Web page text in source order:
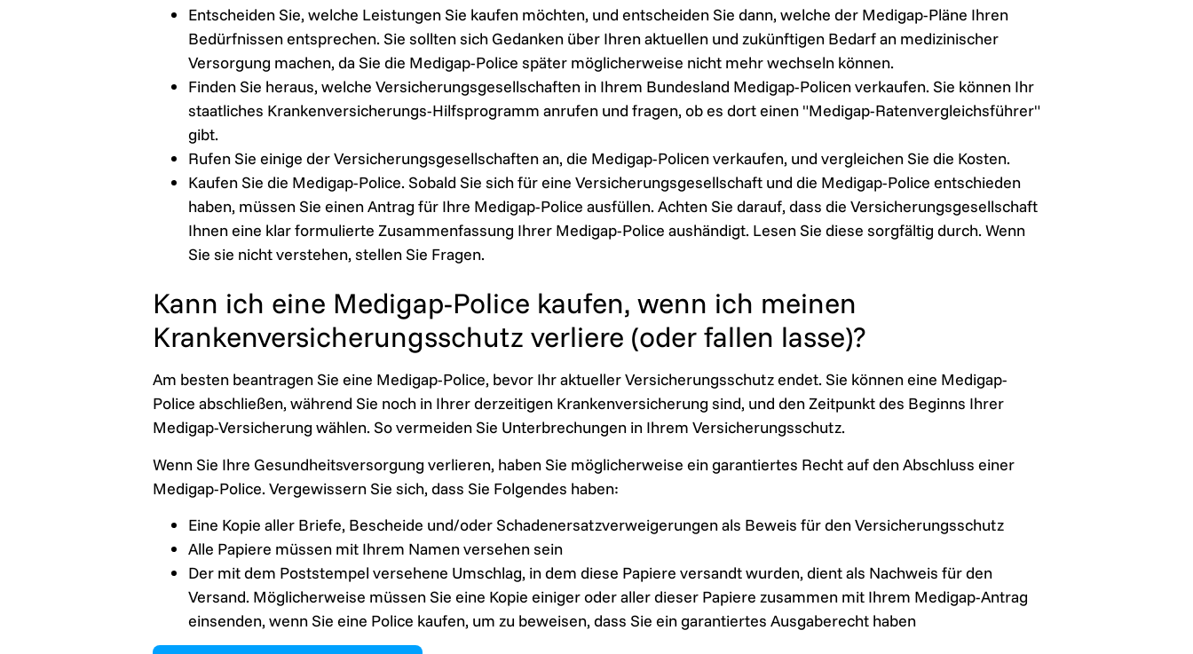
Entscheiden Sie, welche Leistungen Sie kaufen möchten, und entscheiden Sie dann, welche der Medigap-Pläne Ihren
Bedürfnissen entsprechen. Sie sollten sich Gedanken über Ihren aktuellen und zukünftigen Bedarf an medizinischer
Versorgung machen, da Sie die Medigap-Police später möglicherweise nicht mehr wechseln können.
Finden Sie heraus, welche Versicherungsgesellschaften in Ihrem Bundesland Medigap-Policen verkaufen. Sie können Ihr
staatliches Krankenversicherungs-Hilfsprogramm anrufen und fragen, ob es dort einen "Medigap-Ratenvergleichsführer"
gibt.
Rufen Sie einige der Versicherungsgesellschaften an, die Medigap-Policen verkaufen, und vergleichen Sie die Kosten.
Kaufen Sie die Medigap-Police. Sobald Sie sich für eine Versicherungsgesellschaft und die Medigap-Police entschieden
haben, müssen Sie einen Antrag für Ihre Medigap-Police ausfüllen. Achten Sie darauf, dass die Versicherungsgesellschaft
Ihnen eine klar formulierte Zusammenfassung Ihrer Medigap-Police aushändigt. Lesen Sie diese sorgfältig durch. Wenn
Sie sie nicht verstehen, stellen Sie Fragen.
Kann ich eine Medigap-Police kaufen, wenn ich meinen
Krankenversicherungsschutz verliere (oder fallen lasse)?
Am besten beantragen Sie eine Medigap-Police, bevor Ihr aktueller Versicherungsschutz endet. Sie können eine Medigap-
Police abschließen, während Sie noch in Ihrer derzeitigen Krankenversicherung sind, und den Zeitpunkt des Beginns Ihrer
Medigap-Versicherung wählen. So vermeiden Sie Unterbrechungen in Ihrem Versicherungsschutz.
Wenn Sie Ihre Gesundheitsversorgung verlieren, haben Sie möglicherweise ein garantiertes Recht auf den Abschluss einer
Medigap-Police. Vergewissern Sie sich, dass Sie Folgendes haben:
Eine Kopie aller Briefe, Bescheide und/oder Schadenersatzverweigerungen als Beweis für den Versicherungsschutz
Alle Papiere müssen mit Ihrem Namen versehen sein
Der mit dem Poststempel versehene Umschlag, in dem diese Papiere versandt wurden, dient als Nachweis für den
Versand. Möglicherweise müssen Sie eine Kopie einiger oder aller dieser Papiere zusammen mit Ihrem Medigap-Antrag
einsenden, wenn Sie eine Police kaufen, um zu beweisen, dass Sie ein garantiertes Ausgaberecht haben